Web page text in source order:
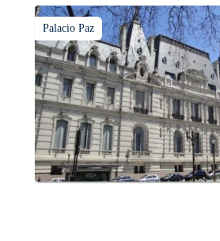
Palacio Paz